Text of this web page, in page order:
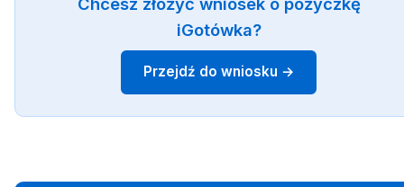
iGotówka?
Przejdź do wniosku →